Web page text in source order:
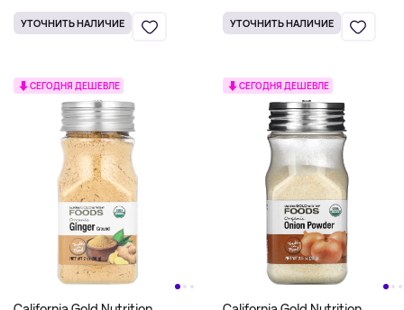
УТОЧНИТЬ НАЛИЧИЕ
перец, 43 г (1,55 унции)
УТОЧНИТЬ НАЛИЧИЕ
СЕГОДНЯ ДЕШЕВЛЕ СЕГОДНЯ ДЕШЕВЛЕ